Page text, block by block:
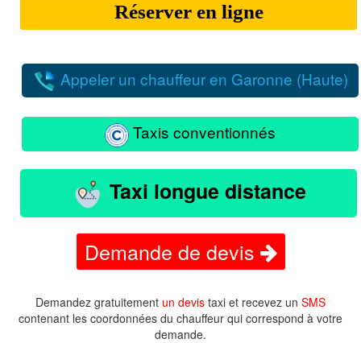
Réserver en ligne
Appeler un chauffeur en Garonne (Haute)
Taxis conventionnés
Taxi longue distance
Demande de devis
Demandez gratuitement un devis taxi et recevez un SMS
contenant les coordonnées du chauffeur qui correspond à votre
demande.